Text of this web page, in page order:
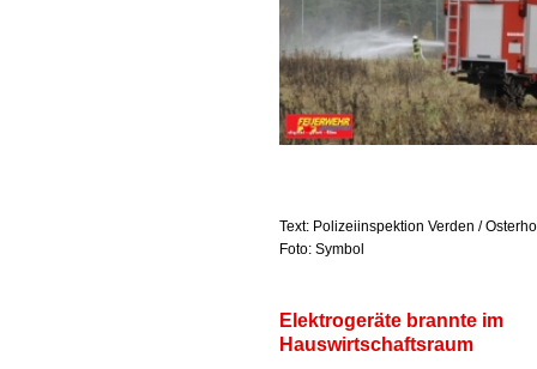
Text: Polizeiinspektion Verden /
Foto: Symbol
Elektrogeräte brannte im
Hauswirtschaftsraum